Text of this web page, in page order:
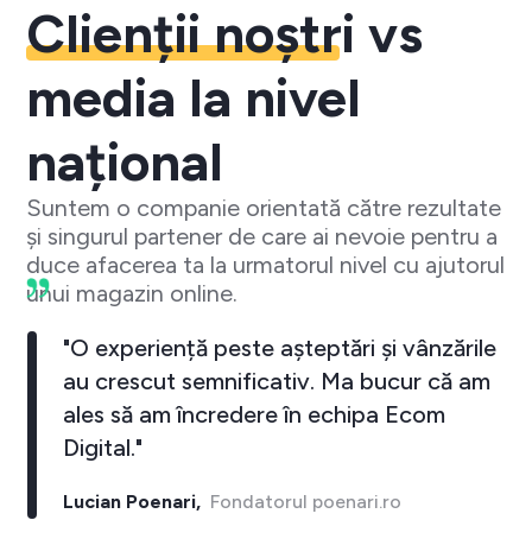
Clienții noștri vs
media la nivel
național
Suntem o companie orientată către rezultate
și singurul partener de care ai nevoie pentru a
duce afacerea ta la urmatorul nivel cu ajutorul
unui magazin online.
"O experiență peste așteptări și vânzările
au crescut semnificativ. Ma bucur că am
ales să am încredere în echipa Ecom
Digital."
Lucian Poenari,Fondatorul poenari.ro